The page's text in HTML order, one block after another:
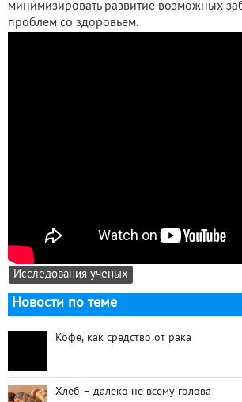
минимизировать развитие возможных
проблем со здоровьем.
Исследования ученых
Новости по теме
Кофе, как средство от рака
Хлеб – далеко не всему голова